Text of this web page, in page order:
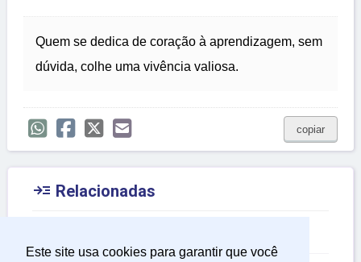
Este site usa cookies para garantir que você
Quem se dedica de coração à aprendizagem, sem
dúvida, colhe uma vivência valiosa.
copiar
 Relacionadas